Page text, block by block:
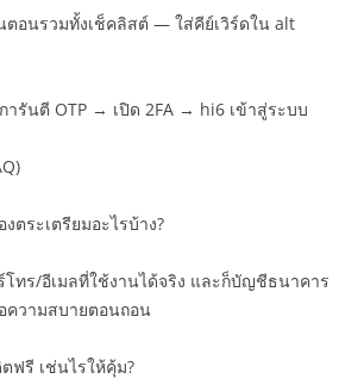
อนรวมทั้งเช็คลิสต์ — ใส่คีย์เวิร์ดใน alt
รันตี OTP → เปิด 2FA → hi6 เข้าสู่ระบบ
ตระเตรียมอะไรบ้าง?
โทร/อีเมลที่ใช้งานได้จริง และก็บัญชีธนาคาร
ความสบายตอนถอน
ตฟรี เช่นไรให้คุ้ม?